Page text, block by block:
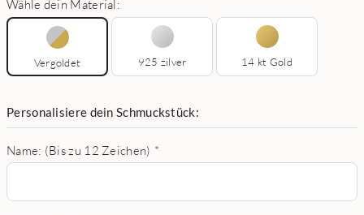
Wähle dein Material:
Vergoldet 925 zilver 14 kt Gold
Personalisiere dein Schmuckstück:
Name: (Bis zu 12 Zeichen) *